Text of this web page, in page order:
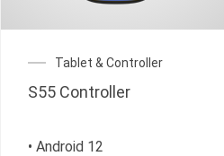
Tablet & Controller
S55 Controller
• Android 12